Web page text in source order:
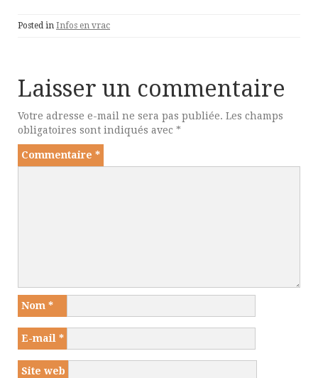
Posted in Infos en vrac
Laisser un commentaire
Votre adresse e-mail ne sera pas publiée. Les champs
obligatoires sont indiqués avec *
Commentaire *
Nom *
E-mail *
Site web